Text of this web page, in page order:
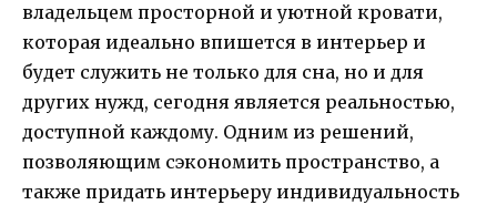
владельцем просторной и уютной кровати,
которая идеально впишется в интерьер и
будет служить не только для сна, но и для
других нужд, сегодня является реальностью,
доступной каждому. Одним из решений,
позволяющим сэкономить пространство, а
также придать интерьеру индивидуальность